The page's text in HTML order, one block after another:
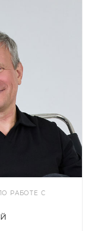
РАБОТЕ С